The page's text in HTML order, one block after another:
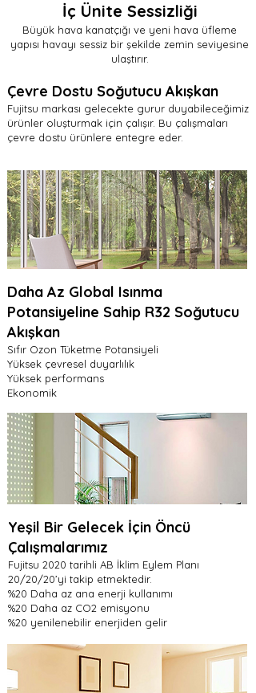
İç Ünite Sessizliği
Büyük hava kanatçığı ve yeni hava üfleme
yapısı havayı sessiz bir şekilde zemin seviyesine
ulaştırır.
Çevre Dostu Soğutucu Akışkan
Fujitsu markası gelecekte gurur duyabileceğimiz
ürünler oluşturmak için çalışır. Bu çalışmaları
çevre dostu ürünlere entegre eder.
Daha Az Global Isınma
Potansiyeline Sahip R32 Soğutucu
Akışkan
Sıfır Ozon Tüketme Potansiyeli
Yüksek çevresel duyarlılık
Yüksek performans
Ekonomik
Yeşil Bir Gelecek İçin Öncü
Çalışmalarımız
Fujitsu 2020 tarihli AB İklim Eylem Planı
20/20/20’yi takip etmektedir.
%20 Daha az ana enerji kullanımı
%20 Daha az CO2 emisyonu
%20 yenilenebilir enerjiden gelir